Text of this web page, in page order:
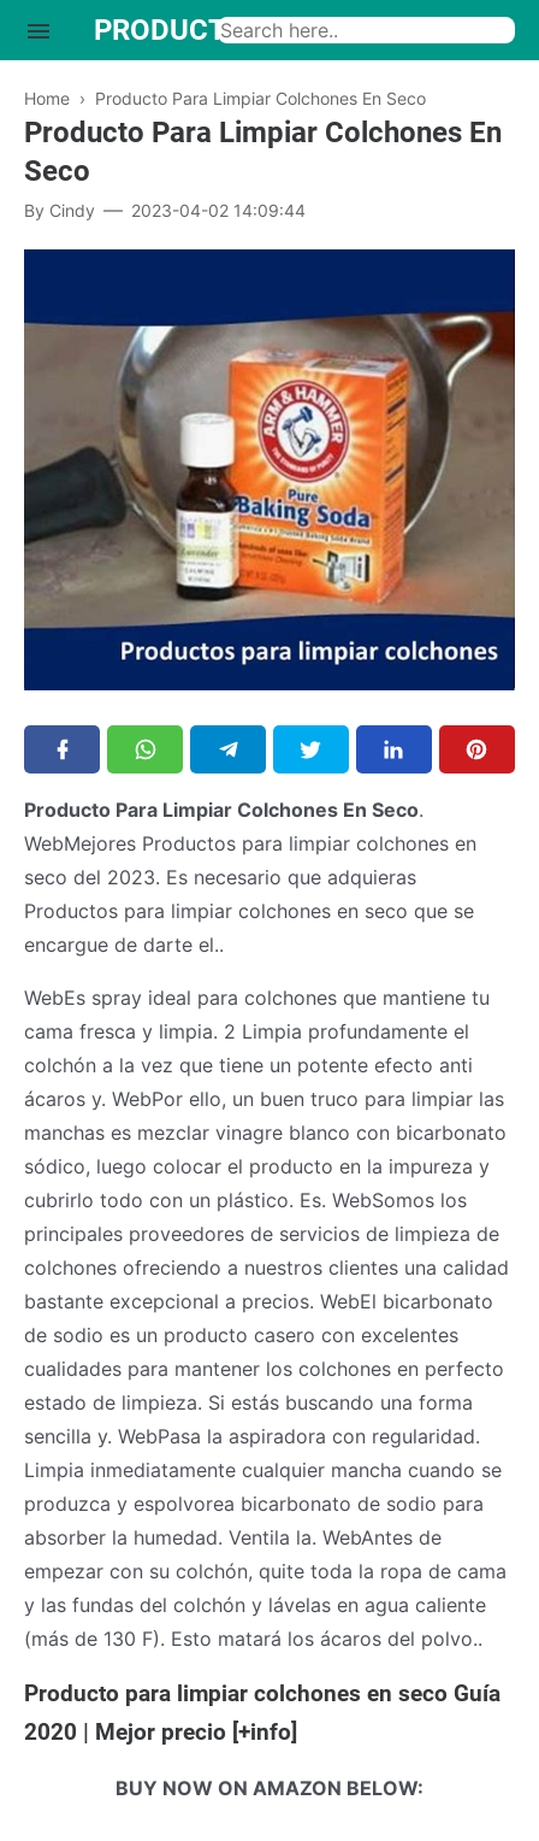
Home › Producto Para Limpiar Colchones En Seco
Producto Para Limpiar Colchones En
Seco
By Cindy 2023-04-02 14:09:44
Producto Para Limpiar Colchones En Seco.
WebMejores Productos para limpiar colchones en
seco del 2023. Es necesario que adquieras
Productos para limpiar colchones en seco que se
encargue de darte el..
WebEs spray ideal para colchones que mantiene tu
cama fresca y limpia. 2 Limpia profundamente el
colchón a la vez que tiene un potente efecto anti
ácaros y. WebPor ello, un buen truco para limpiar las
manchas es mezclar vinagre blanco con bicarbonato
sódico, luego colocar el producto en la impureza y
cubrirlo todo con un plástico. Es. WebSomos los
principales proveedores de servicios de limpieza de
colchones ofreciendo a nuestros clientes una calidad
bastante excepcional a precios. WebEl bicarbonato
de sodio es un producto casero con excelentes
cualidades para mantener los colchones en perfecto
estado de limpieza. Si estás buscando una forma
sencilla y. WebPasa la aspiradora con regularidad.
Limpia inmediatamente cualquier mancha cuando se
produzca y espolvorea bicarbonato de sodio para
absorber la humedad. Ventila la. WebAntes de
empezar con su colchón, quite toda la ropa de cama
y las fundas del colchón y lávelas en agua caliente
(más de 130 F). Esto matará los ácaros del polvo..
Producto para limpiar colchones en seco Guía
2020 | Mejor precio [+info]
BUY NOW ON AMAZON BELOW: